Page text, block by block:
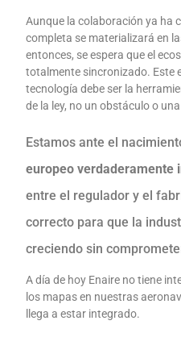
Aunque la colaboración ya ha
completa se materializará en
entonces, se espera que el
totalmente sincronizado. Este
tecnología debe ser la
de la ley, no un obstáculo o
Estamos ante el
europeo verdaderamente
entre el regulador y el
correcto para que la
creciendo sin
A día de hoy Enaire no tiene
los mapas en nuestras
llega a estar integrado.